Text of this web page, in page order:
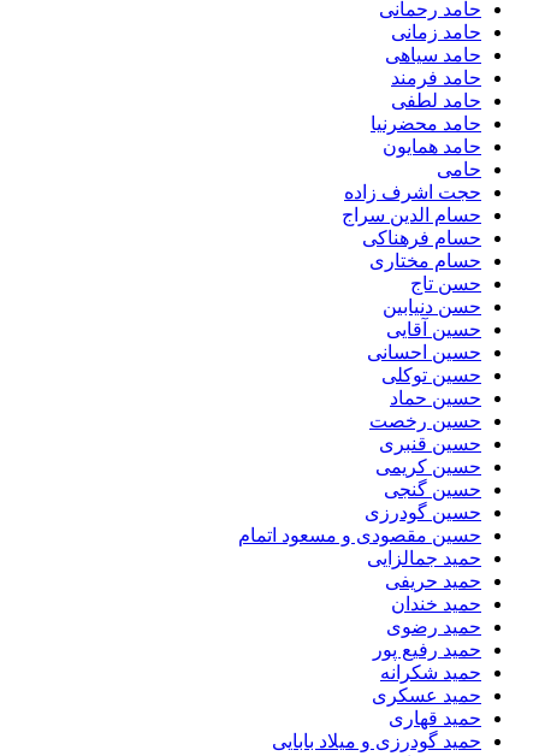
حامد رحمانی
حامد زمانی
حامد سیاهی
حامد فرمند
حامد لطفی
حامد محضرنیا
حامد همایون
حامی
حجت اشرف زاده
حسام الدین سراج
حسام فرهناکی
حسام مختاری
حسن تاج
حسن دنیابین
حسین آقایی
حسین احسانی
حسین توکلی
حسین حماد
حسین رخصت
حسین قنبری
حسین کریمی
حسین گنجی
حسین گودرزی
حسین مقصودی و مسعود اتمام
حمید جمالزایی
حمید حریفی
حمید خندان
حمید رضوی
حمید رفیع پور
حمید شکرانه
حمید عسکری
حمید قهاری
حمید گودرزی و میلاد بابایی